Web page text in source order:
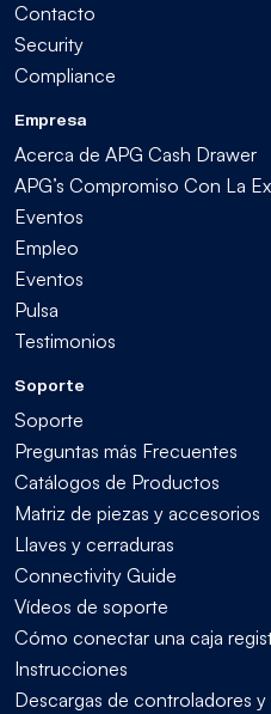
Contacto
Security
Compliance
Empresa
Acerca de APG Cash Drawer
APG’s Compromiso Con La
Eventos
Empleo
Eventos
Pulsa
Testimonios
Soporte
Soporte
Preguntas más Frecuentes
Catálogos de Productos
Matriz de piezas y accesorios
Llaves y cerraduras
Connectivity Guide
Vídeos de soporte
Cómo conectar una caja
Instrucciones
Descargas de controladores y